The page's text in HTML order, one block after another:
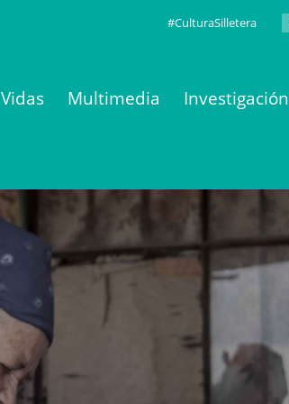
#CulturaSilletera
Vidas Multimedia Investigación